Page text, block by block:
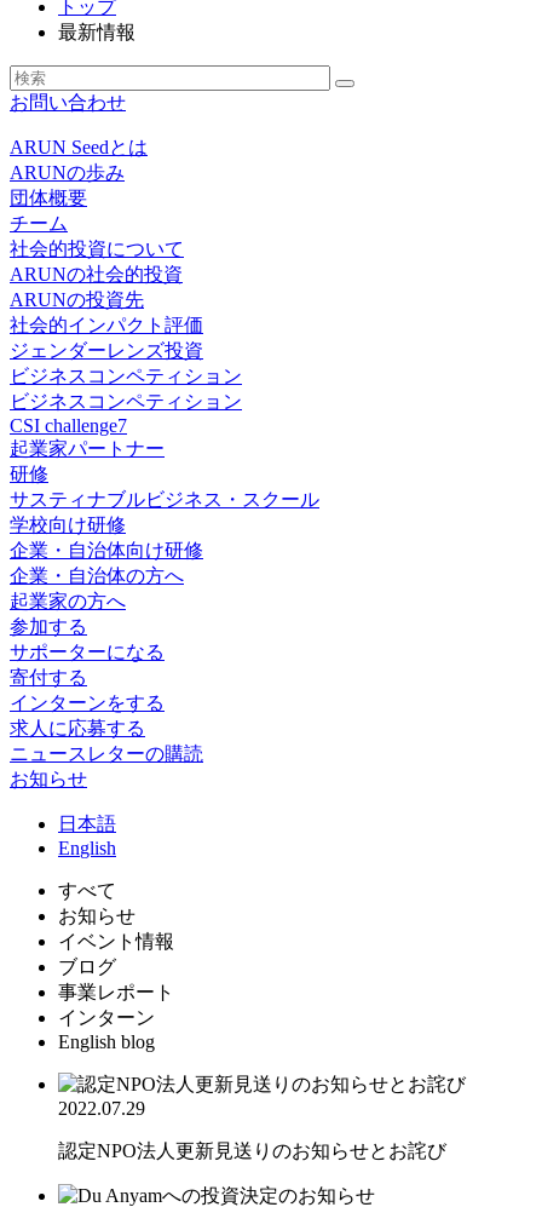
トップ
最新情報
お問い合わせ
ARUN Seedとは
ARUNの歩み
団体概要
チーム
社会的投資について
ARUNの社会的投資
ARUNの投資先
社会的インパクト評価
ジェンダーレンズ投資
ビジネスコンペティション
ビジネスコンペティション
CSI challenge7
起業家パートナー
研修
サスティナブルビジネス・スクール
学校向け研修
企業・自治体向け研修
企業・自治体の方へ
起業家の方へ
参加する
サポーターになる
寄付する
インターンをする
求人に応募する
ニュースレターの購読
お知らせ
日 本語
English
すべて
お知らせ
イベント情報
ブログ
事業レポート
インターン
English blog
2022.07.29
認定NPO法人更新見送りのお知らせとお詫び